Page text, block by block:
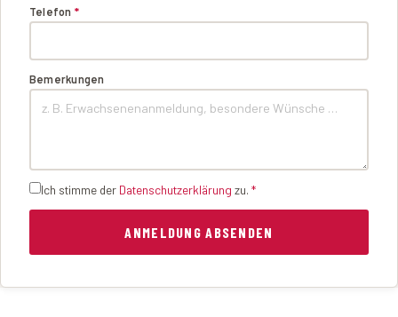
Telefon *
Bemerkungen
Ich stimme der Datenschutzerklärung zu. *
ANMELDUNG ABSENDEN